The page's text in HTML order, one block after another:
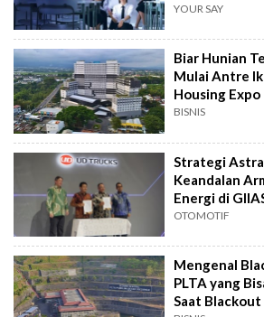
YOUR SAY
Biar Hunian
Mulai Antre
Housing
BISNIS
Strategi
Keandalan
Energi di
OTOMOTIF
Mengenal
PLTA yang
Saat Blackout